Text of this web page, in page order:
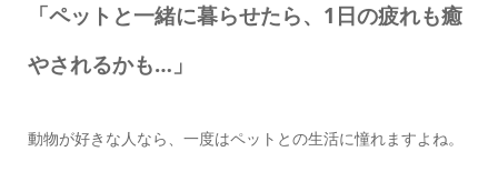
「ペットと一緒に暮らせたら、1日の疲れも癒
やされるかも…」
動物が好きな人なら、一度はペットとの生活に憧れますよね。